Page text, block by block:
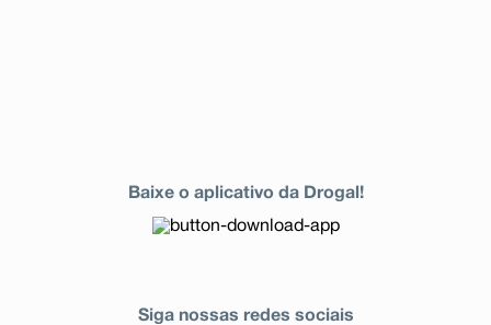
Baixe o aplicativo da Drogal!
Siga nossas redes sociais